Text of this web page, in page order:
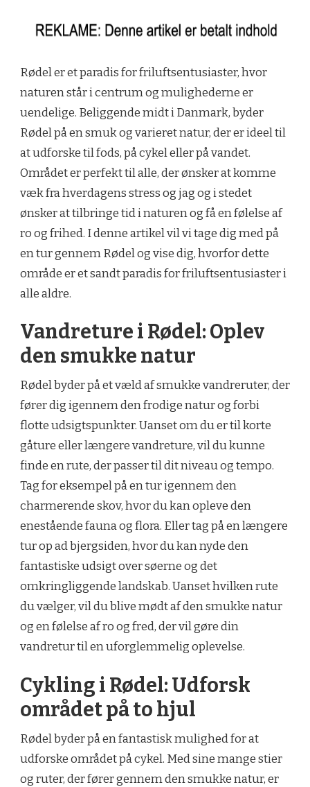
Rødel er et paradis for friluftsentusiaster, hvor
naturen står i centrum og mulighederne er
uendelige. Beliggende midt i Danmark, byder
Rødel på en smuk og varieret natur, der er ideel til
at udforske til fods, på cykel eller på vandet.
Området er perfekt til alle, der ønsker at komme
væk fra hverdagens stress og jag og i stedet
ønsker at tilbringe tid i naturen og få en følelse af
ro og frihed. I denne artikel vil vi tage dig med på
en tur gennem Rødel og vise dig, hvorfor dette
område er et sandt paradis for friluftsentusiaster i
alle aldre.
Vandreture i Rødel: Oplev
den smukke natur
Rødel byder på et væld af smukke vandreruter, der
fører dig igennem den frodige natur og forbi
flotte udsigtspunkter. Uanset om du er til korte
gåture eller længere vandreture, vil du kunne
finde en rute, der passer til dit niveau og tempo.
Tag for eksempel på en tur igennem den
charmerende skov, hvor du kan opleve den
enestående fauna og flora. Eller tag på en længere
tur op ad bjergsiden, hvor du kan nyde den
fantastiske udsigt over søerne og det
omkringliggende landskab. Uanset hvilken rute
du vælger, vil du blive mødt af den smukke natur
og en følelse af ro og fred, der vil gøre din
vandretur til en uforglemmelig oplevelse.
Cykling i Rødel: Udforsk
området på to hjul
Rødel byder på en fantastisk mulighed for at
udforske området på cykel. Med sine mange stier
og ruter, der fører gennem den smukke natur, er